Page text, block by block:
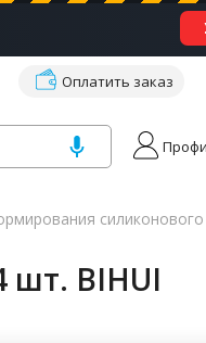
Оплатить заказ
шт. BIHUI